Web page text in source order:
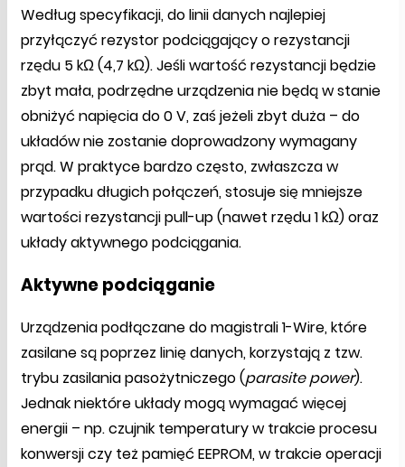
Według specyfikacji, do linii danych najlepiej
przyłączyć rezystor podciągający o rezystancji
rzędu 5 kΩ (4,7 kΩ). Jeśli wartość rezystancji będzie
zbyt mała, podrzędne urządzenia nie będą w stanie
obniżyć napięcia do 0 V, zaś jeżeli zbyt duża – do
układów nie zostanie doprowadzony wymagany
prąd. W praktyce bardzo często, zwłaszcza w
przypadku długich połączeń, stosuje się mniejsze
wartości rezystancji pull-up (nawet rzędu 1 kΩ) oraz
układy aktywnego podciągania.
Aktywne podciąganie
Urządzenia podłączane do magistrali 1-Wire, które
zasilane są poprzez linię danych, korzystają z tzw.
trybu zasilania pasożytniczego (parasite power).
Jednak niektóre układy mogą wymagać więcej
energii – np. czujnik temperatury w trakcie procesu
konwersji czy też pamięć EEPROM, w trakcie operacji